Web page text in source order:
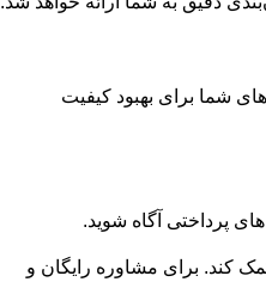
شما برای بهبود کیفیت
پرداختی آگاه شوید.
کند. برای مشاوره رایگان و